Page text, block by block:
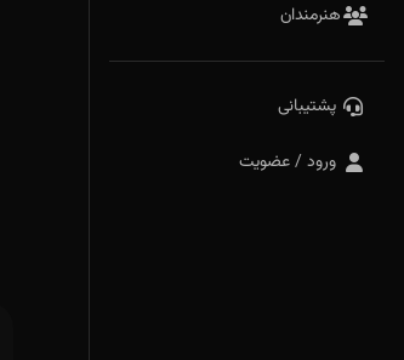
هنرمندان
پشتیبانی
ورود / عضویت